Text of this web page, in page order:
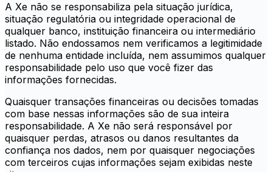
A Xe não se responsabiliza pela situação jurídica,
situação regulatória ou integridade operacional de
qualquer banco, instituição financeira ou intermediário
listado. Não endossamos nem verificamos a legitimidade
de nenhuma entidade incluída, nem assumimos qualquer
responsabilidade pelo uso que você fizer das
informações fornecidas.
Quaisquer transações financeiras ou decisões tomadas
com base nessas informações são de sua inteira
responsabilidade. A Xe não será responsável por
quaisquer perdas, atrasos ou danos resultantes da
confiança nos dados, nem por quaisquer negociações
com terceiros cujas informações sejam exibidas neste